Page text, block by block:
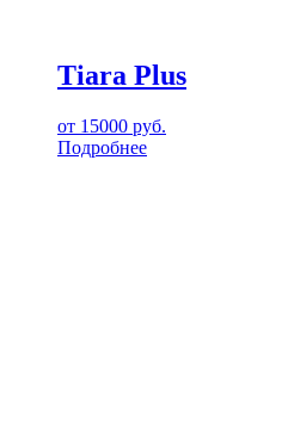
Tiara Plus
от 15000 руб.
Подробнее